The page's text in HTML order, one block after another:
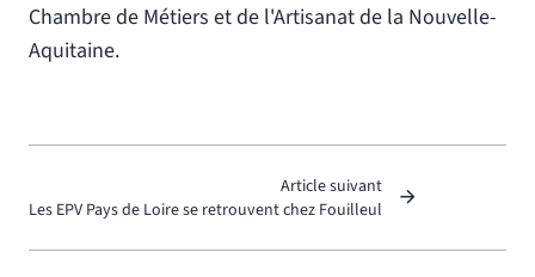
Chambre de Métiers et de l'Artisanat de la Nouvelle-
Aquitaine.
Article suivant
Les EPV Pays de Loire se retrouvent chez Fouilleul